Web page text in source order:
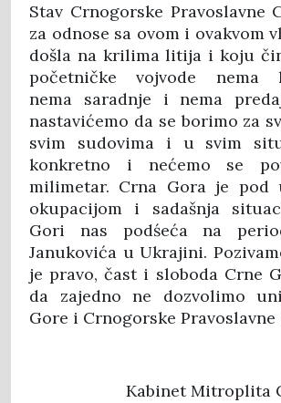
Stav Crnogorske Pravoslavne
za odnose sa ovom i ovakvom
došla na krilima litija i koju
početničke vojvode nema
nema saradnje i nema
nastavićemo da se borimo za
svim sudovima i u svim
konkretno i nećemo se
milimetar. Crna Gora je pod
okupacijom i sadašnja
Gori nas podśeća na
Janukovića u Ukrajini.
je pravo, čast i sloboda Crne
da zajedno ne dozvolimo
Gore i Crnogorske Pravoslavne
Kabinet Mitroplita